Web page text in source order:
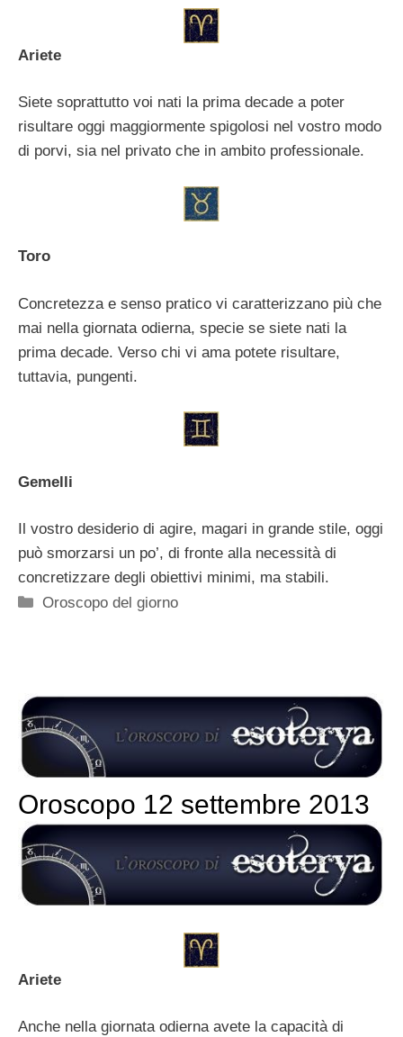
Ariete
Siete soprattutto voi nati la prima decade a poter
risultare oggi maggiormente spigolosi nel vostro modo
di porvi, sia nel privato che in ambito professionale.
Toro
Concretezza e senso pratico vi caratterizzano più che
mai nella giornata odierna, specie se siete nati la
prima decade. Verso chi vi ama potete risultare,
tuttavia, pungenti.
Gemelli
Il vostro desiderio di agire, magari in grande stile, oggi
può smorzarsi un po’, di fronte alla necessità di
concretizzare degli obiettivi minimi, ma stabili.
Categorie
Oroscopo del giorno
Oroscopo 12 settembre 2013
Ariete
Anche nella giornata odierna avete la capacità di